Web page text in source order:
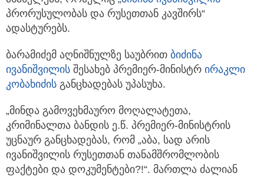
პრორუსულობას და რუსეთთან კავშირს“
ადასტურებს.
ბარამიძემ აღნიშნულზე საუბრით ბიძინა
ივანიშვილის შესახებ პრემიერ-მინისტრ ირაკლი
კობახიძის განცხადებას უპასუხა.
„მინდა გამოვეხმაურო მოღალატეთა,
კრიმინალთა ბანდის ე.წ. პრემიერ-მინისტრის
უცნაურ განცხადებას, რომ „აბა, სად არის
ივანიშვილის რუსეთთან თანამშრომლობის
ფაქტები და დოკუმენტები?!“. მართლა ძალიან